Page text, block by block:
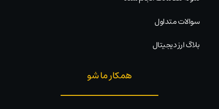
سوالات متداول
بلاگ ارز دیجیتال
همکار ما شو